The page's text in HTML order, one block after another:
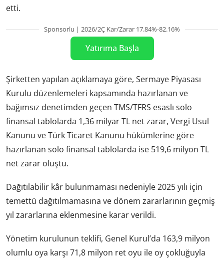
etti.
Sponsorlu | 2026/2Ç Kar/Zarar 17.84%-82.16%
Yatırıma Başla
Şirketten yapılan açıklamaya göre, Sermaye Piyasası
Kurulu düzenlemeleri kapsamında hazırlanan ve
bağımsız denetimden geçen TMS/TFRS esaslı solo
finansal tablolarda 1,36 milyar TL net zarar, Vergi Usul
Kanunu ve Türk Ticaret Kanunu hükümlerine göre
hazırlanan solo finansal tablolarda ise 519,6 milyon TL
net zarar oluştu.
Dağıtılabilir kâr bulunmaması nedeniyle 2025 yılı için
temettü dağıtılmamasına ve dönem zararlarının geçmiş
yıl zararlarına eklenmesine karar verildi.
Yönetim kurulunun teklifi, Genel Kurul’da 163,9 milyon
olumlu oya karşı 71,8 milyon ret oyu ile oy çokluğuyla